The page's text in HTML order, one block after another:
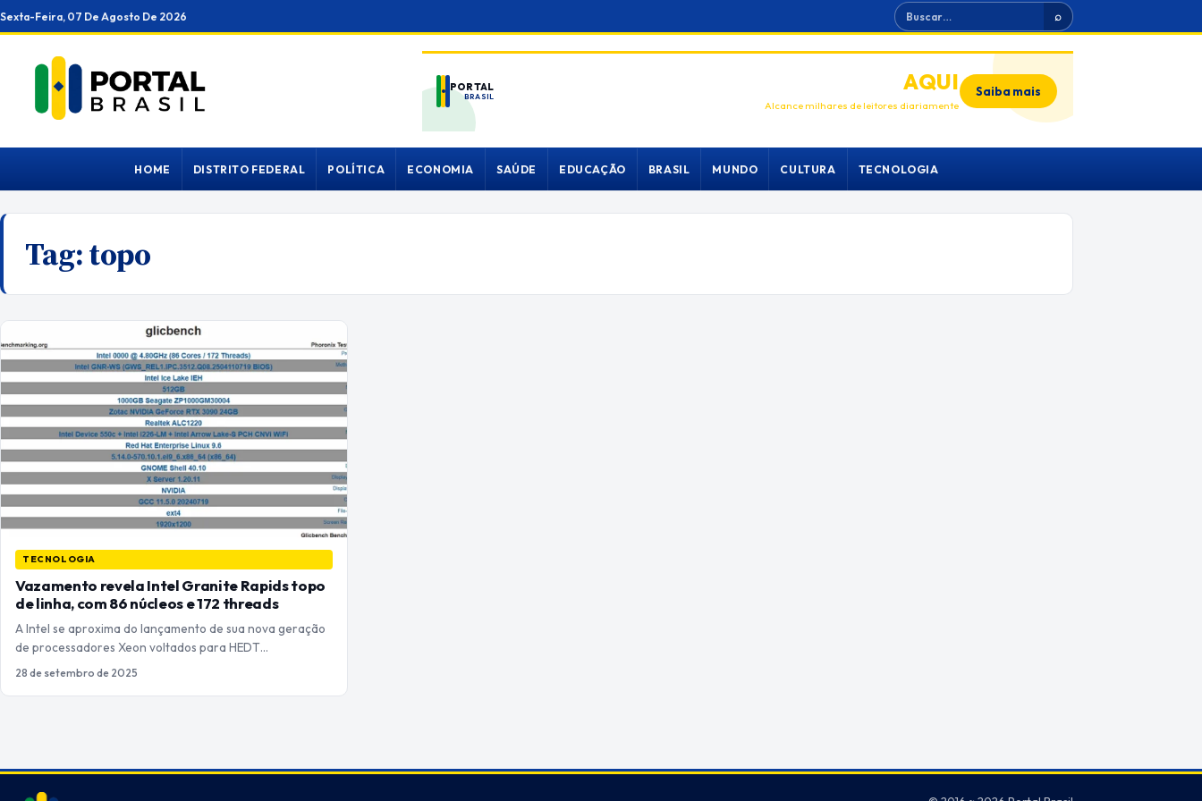
Ir
para
conteúdo
Sexta-Feira, 07 De Agosto De 2026 Buscar ⌕
PORTAL
BRASIL
ANUNCIEAQUI
Alcance milhares de leitores diariamente
Saiba mais
HOME DISTRITO FEDERAL POLÍTICA ECONOMIA SAÚDE EDUCAÇÃO BRASIL MUNDO CULTURA TECNOLOGIA
Tag:topo
TECNOLOGIA
Vazamento revela Intel Granite Rapids topo
de linha, com 86 núcleos e 172 threads
A Intel se aproxima do lançamento de sua nova geração
de processadores Xeon voltados para HEDT…
28 de setembro de 2025